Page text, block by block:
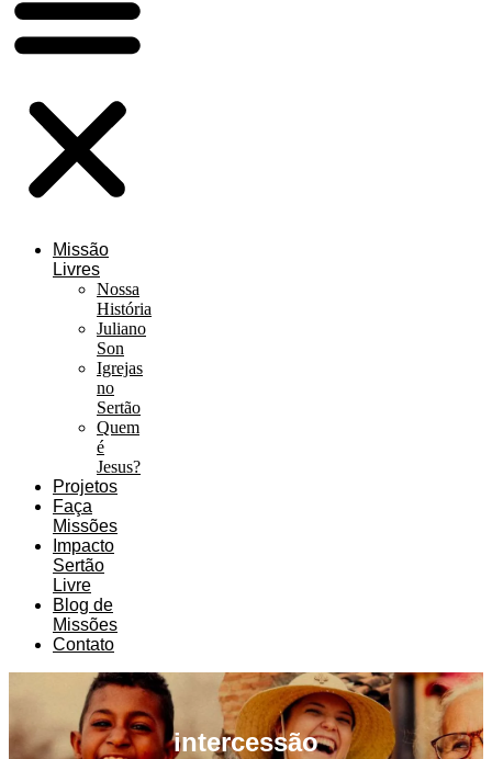
Missão
Livres
Nossa
História
Juliano
Son
Igrejas
no
Sertão
Quem
é
Jesus?
Projetos
Faça
Missões
Impacto
Sertão
Livre
Blog de
Missões
Contato
intercessão